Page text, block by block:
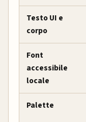
Testo UI e
corpo
Font
accessibile
locale
Palette